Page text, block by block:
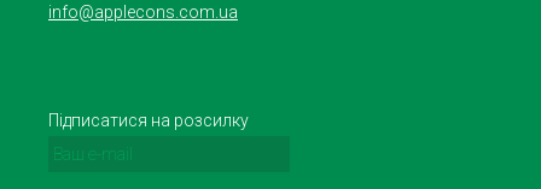
info@applecons.com.ua
Підписатися на розсилку